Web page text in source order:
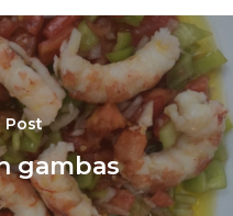
Post
gambas